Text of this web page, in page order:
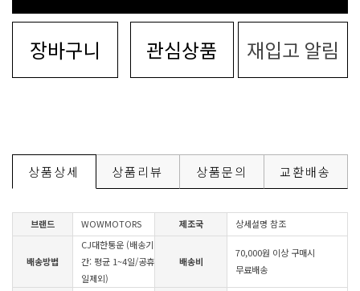
장바구니 관심상품 재입고 알림
상품상세 상품리뷰 상품문의 교환배송
브랜드 WOWMOTORS 제조국 상세설명 참조
배송방법
CJ대한통운 (배송기
간: 평균 1~4일/공휴
일제외)
배송비
70,000원 이상 구매시
무료배송